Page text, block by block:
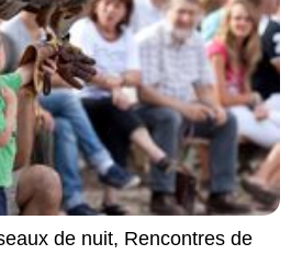
de nuit, Rencontres de